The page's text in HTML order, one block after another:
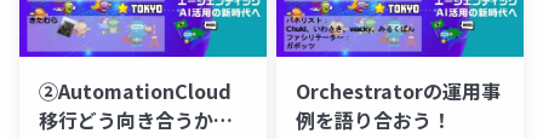
②AutomationCloud
移行どう向き合うか
Orchestratorの運用事
例を語り合おう！